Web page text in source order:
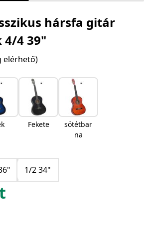
hársfa gitár
4/4 39"
elérhető)
Fekete
sötétbar
na
1/2 34"